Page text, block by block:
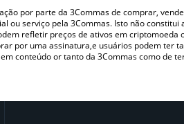
por parte da 3Commas de comprar,
ou serviço pela 3Commas. Isto não constitui
refletir preços de ativos em criptomoeda
por uma assinatura,e usuários podem ter
conteúdo or tanto da 3Commas como de